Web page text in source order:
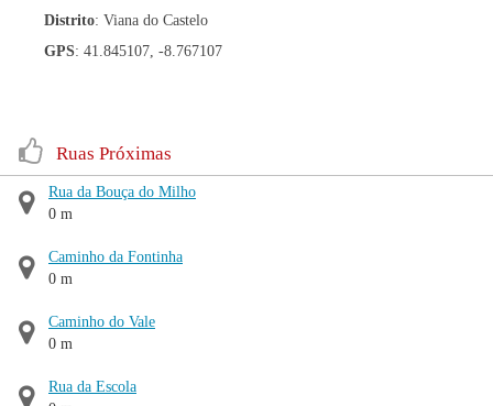
Distrito: Viana do Castelo
GPS: 41.845107, -8.767107
Ruas Próximas
Rua da Bouça do Milho
0 m
Caminho da Fontinha
0 m
Caminho do Vale
0 m
Rua da Escola